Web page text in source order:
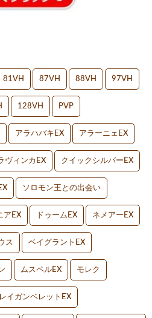
81VH 87VH 88VH 97VH
128VH PVP
アラハバキEX アラーニェEX
ヴィンカEX クイックシルバーEX
ソロモン王との出会い
アEX ドゥームEX ネメアーEX
ス ベイグラントEX
ムスペルEX モレク
レイガンベレットEX